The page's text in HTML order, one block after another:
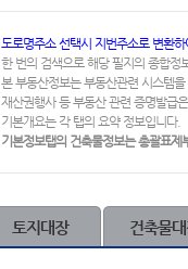
도로명주소 선택시 지번주소로 변환
한 번의 검색으로 해당 필지의 종합정
본 부동산정보는 부동산관련 시스템
재산권행사 등 부동산 관련 증명발급
기본개요는 각 탭의 요약 정보입니다.
기본정보탭의 건축물정보는 총괄표제
토지대장 건축물